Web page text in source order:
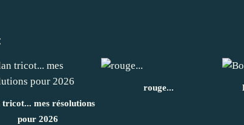
tricot... mes résolutions
pour 2026
rouge...